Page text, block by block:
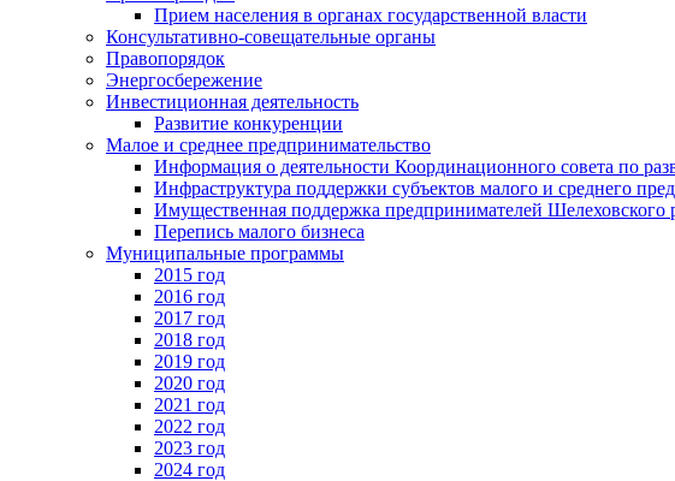
Прием населения в органах государственной власти
Консультативно-совещательные органы
Правопорядок
Энергосбережение
Инвестиционная деятельность
Развитие конкуренции
Малое и среднее предпринимательство
Информация о деятельности Координационного совета по
Инфраструктура поддержки субъектов малого и среднего
Имущественная поддержка предпринимателей Шелеховского
Перепись малого бизнеса
Муниципальные программы
2015 год
2016 год
2017 год
2018 год
2019 год
2020 год
2021 год
2022 год
2023 год
2024 год